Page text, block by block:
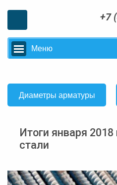
+7
Меню
Диаметры арматуры
Итоги января
стали